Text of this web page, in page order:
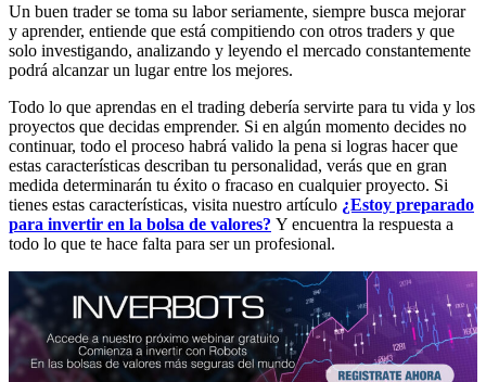
Un buen trader se toma su labor seriamente, siempre busca mejorar
y aprender, entiende que está compitiendo con otros traders y que
solo investigando, analizando y leyendo el mercado constantemente
podrá alcanzar un lugar entre los mejores.
Todo lo que aprendas en el trading debería servirte para tu vida y los
proyectos que decidas emprender. Si en algún momento decides no
continuar, todo el proceso habrá valido la pena si logras hacer que
estas características describan tu personalidad, verás que en gran
medida determinarán tu éxito o fracaso en cualquier proyecto. Si
tienes estas características, visita nuestro artículo ¿Estoy preparado
para invertir en la bolsa de valores? Y encuentra la respuesta a
todo lo que te hace falta para ser un profesional.